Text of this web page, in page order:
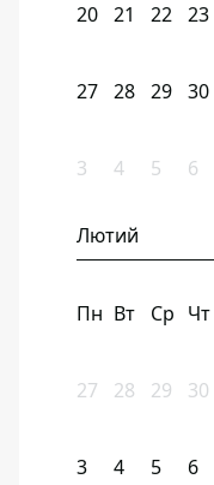
20 21 22 23
27 28 29 30
3 4 5 6
Лютий
Пн Вт Ср Чт
27 28 29 30
3 4 5 6